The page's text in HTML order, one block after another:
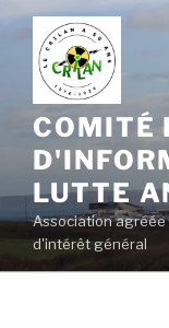
Aller
contenu
principal
COMITÉ
LUTTE
Association
d'intérêt général